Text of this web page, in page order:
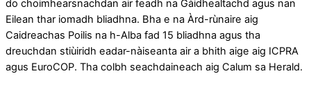
do choimhearsnachdan air feadh na Gàidhealtachd agus nan
Eilean thar iomadh bliadhna. Bha e na Àrd-rùnaire aig
Caidreachas Poilis na h-Alba fad 15 bliadhna agus tha
dreuchdan stiùiridh eadar-nàiseanta air a bhith aige aig ICPRA
agus EuroCOP. Tha colbh seachdaineach aig Calum sa Herald.